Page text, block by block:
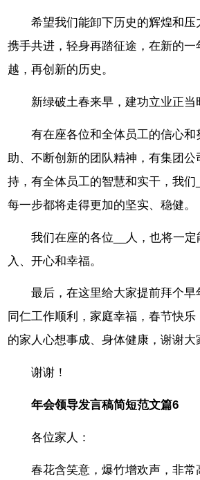
希望我们能卸下历史的辉煌和压
携手共进，轻身再踏征途，在新的一
越，再创新的历史。
新绿破土春来早，建功立业正当
有在座各位和全体员工的信心
助、不断创新的团队精神，有集团
持，有全体员工的智慧和实干，我们
每一步都将走得更加的坚实、稳健。
我们在座的各位__人，也将一
入、开心和幸福。
最后，在这里给大家提前拜个
同仁工作顺利，家庭幸福，春节快
的家人心想事成、身体健康，谢谢大
谢谢！
年会领导发言稿简短范文篇6
各位家人：
春花含笑意，爆竹增欢声，非